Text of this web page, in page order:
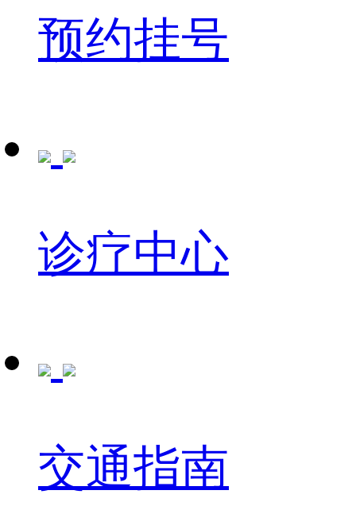
预约挂号
诊疗中心
交通指南